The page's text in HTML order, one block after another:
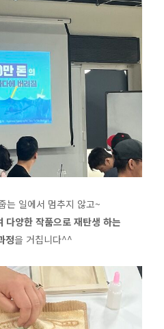
는 일에서 멈추지 않고~
다양한 작품으로 재탄생 하는
정을 거칩니다^^